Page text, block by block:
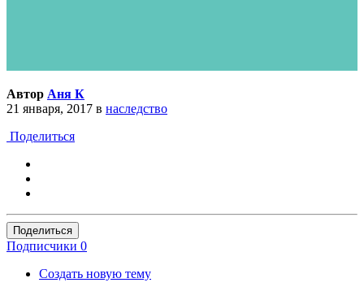
Автор Аня К
21 января, 2017 в наследство
Поделиться
Поделиться
Подписчики 0
Создать новую тему